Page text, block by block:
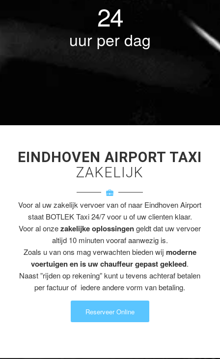
24
uur per dag
EINDHOVEN AIRPORT TAXI
ZAKELIJK
Voor al uw zakelijk vervoer van of naar Eindhoven Airport
staat BOTLEK Taxi 24/7 voor u of uw clienten klaar.
Voor al onzezakelijke oplossingengeldt dat uw vervoer
altijd 10 minuten vooraf aanwezig is.
Zoals u van ons mag verwachten bieden wij moderne
voertuigen en is uw chauffeur gepast gekleed.
Naast ”rijden op rekening” kunt u tevens achteraf betalen
per factuur of iedere andere vorm van betaling.
Reserveer Online